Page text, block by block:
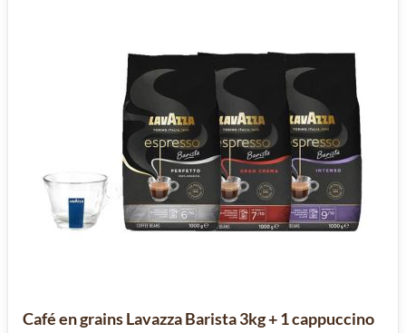
Café en grains Lavazza Barista 3kg + 1 cappuccino